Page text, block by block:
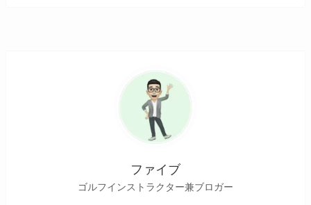
ファイブ
ゴルフインストラクター兼ブロガー